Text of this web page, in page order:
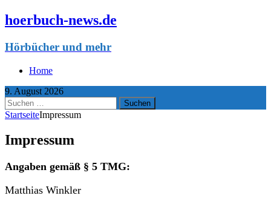
hoerbuch-news.de
Hörbücher und mehr
Home
9. August 2026
Suchen
nach:
StartseiteImpressum
Impressum
Angaben gemäß § 5 TMG:
Matthias Winkler